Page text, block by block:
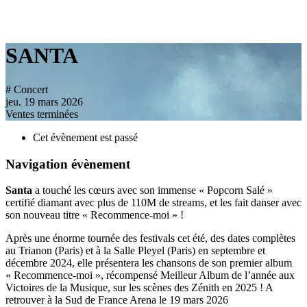
SANTA
# Concert
jeu. 19 mars 2026
Ventes terminées
Cet évènement est passé
Navigation évènement
Santa a touché les cœurs avec son immense « Popcorn Salé »
certifié diamant avec plus de 110M de streams, et les fait danser avec
son nouveau titre « Recommence-moi » !
Après une énorme tournée des festivals cet été, des dates complètes
au Trianon (Paris) et à la Salle Pleyel (Paris) en septembre et
décembre 2024, elle présentera les chansons de son premier album
« Recommence-moi », récompensé Meilleur Album de l’année aux
Victoires de la Musique, sur les scènes des Zénith en 2025 ! A
retrouver à la Sud de France Arena le 19 mars 2026